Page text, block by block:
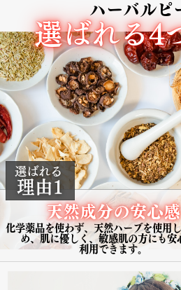
ハーバルピ
選ばれる4
選ばれる
理由1
天然成分の安心感
化学薬品を使わず、天然ハーブを使用
め、肌に優しく、敏感肌の方にも安
利用できます。